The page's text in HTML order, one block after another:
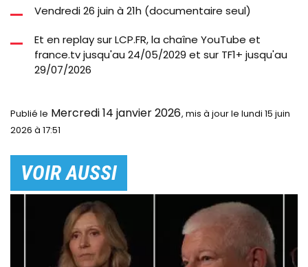
Vendredi 26 juin à 21h (documentaire seul)
Et en replay surLCP.FR, la chaîne YouTube et
france.tv jusqu'au 24/05/2029 et sur TF1+ jusqu'au
29/07/2026
Publié le Mercredi 14 janvier 2026
le lundi 15 juin
2026 à 17:51
VOIR AUSSI